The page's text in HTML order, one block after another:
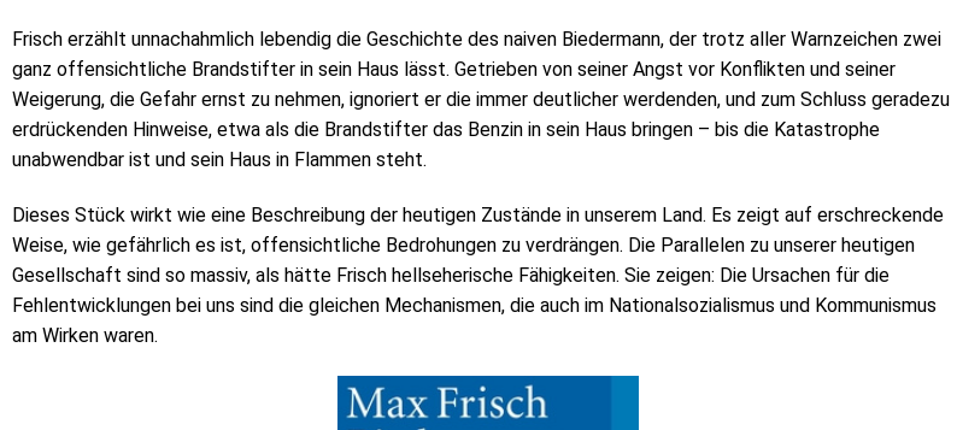
Frisch erzählt unnachahmlich lebendig die Geschichte des naiven Biedermann, der trotz aller Warnzeichen zwei
ganz offensichtliche Brandstifter in sein Haus lässt. Getrieben von seiner Angst vor Konflikten und seiner
Weigerung, die Gefahr ernst zu nehmen, ignoriert er die immer deutlicher werdenden, und zum Schluss geradezu
erdrückenden Hinweise, etwa als die Brandstifter das Benzin in sein Haus bringen – bis die Katastrophe
unabwendbar ist und sein Haus in Flammen steht.
Dieses Stück wirkt wie eine Beschreibung der heutigen Zustände in unserem Land. Es zeigt auf erschreckende
Weise, wie gefährlich es ist, offensichtliche Bedrohungen zu verdrängen. Die Parallelen zu unserer heutigen
Gesellschaft sind so massiv, als hätte Frisch hellseherische Fähigkeiten. Sie zeigen: Die Ursachen für die
Fehlentwicklungen bei uns sind die gleichen Mechanismen, die auch im Nationalsozialismus und Kommunismus
am Wirken waren.